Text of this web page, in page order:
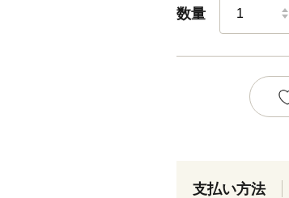
数量
支払い方法